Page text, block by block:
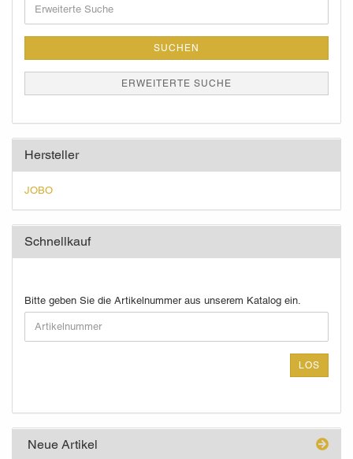
Suche
SUCHEN
ERWEITERTE SUCHE
Hersteller
JOBO
Schnellkauf
BITTE
GEBEN
SIE
DIE
EIN.
Bitte geben Sie die Artikelnummer aus unserem Katalog ein.
LOS
Neue Artikel